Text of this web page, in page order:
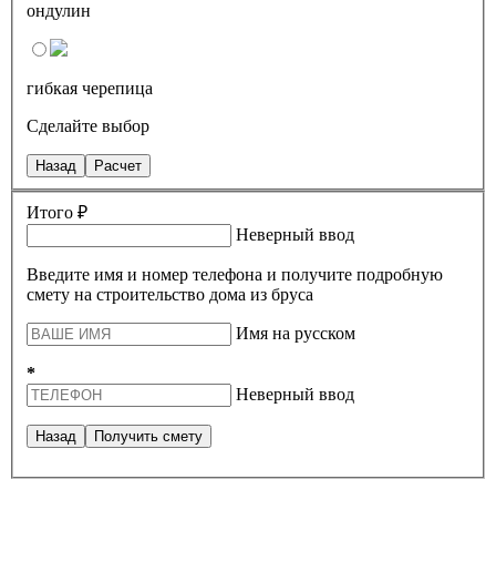
ондулин
гибкая черепица
Сделайте выбор
Назад Расчет
Итого ₽
Неверный ввод
Введите имя и номер телефона и получите подробную
смету на строительство дома из бруса
Имя на русском
*
Неверный ввод
Назад Получить смету